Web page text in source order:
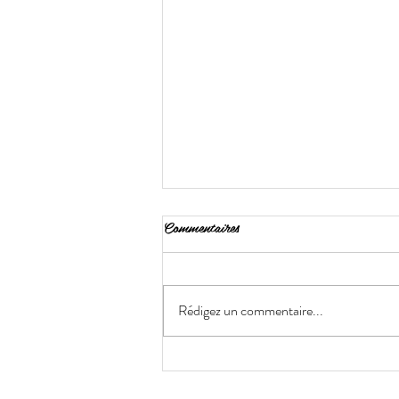
Chignon bas ou chignon haut quel
Commentaires
Rédigez un commentaire...